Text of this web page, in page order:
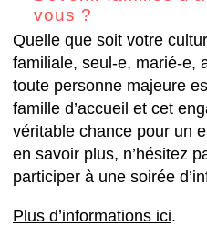
vous ?
Quelle que soit votre
familiale, seul-e, marié-e,
toute personne majeure
famille d’accueil et cet
véritable chance pour un
en savoir plus, n’hésitez
participer à une soirée
Plus d’informations ici.